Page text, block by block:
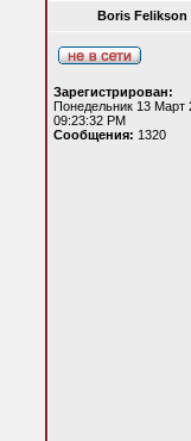
Boris Felikson
Зарегистрирован:
Понедельник 13 Март
09:23:32 PM
Сообщения: 1320